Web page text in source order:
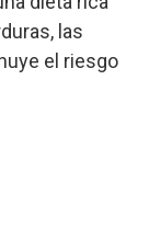
las
el riesgo